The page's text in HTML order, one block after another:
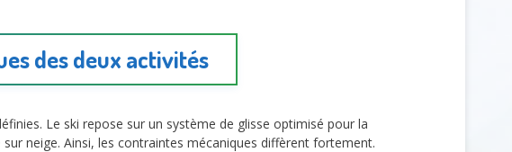
des deux activités
Le ski repose sur un système de glisse optimisé pour la
neige. Ainsi, les contraintes mécaniques diffèrent fortement.